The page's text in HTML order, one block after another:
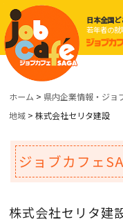
日本全国
若年者の就
ホーム > 県内企業情報・ジョ
地域 > 株式会社セリタ建設
ジョブカフェ
株式会社セリタ建